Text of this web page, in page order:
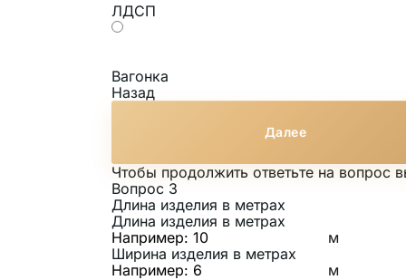
ЛДСП
Вагонка
Назад
Далее
Чтобы продолжить ответьте на вопрос
Вопрос 3
Длина изделия в метрах
Длина изделия в метрах
м
Ширина изделия в метрах
м